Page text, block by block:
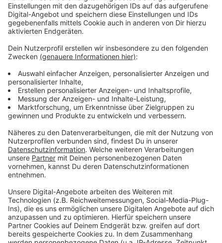
Geplant sind sechs Termine im August, jeweils
donnerstags und freitags von 17:00 bis 22:00 Uhr.
Start des Sommergartens ist am Donnerstag, den
08.08.2024.
Der letzte Termin ist für Freitag, den 23.08.2024,
vorgesehen.
Wer sich beim Sommergarten am Stadtweiher aktiv
Beteiligungsplattformneben möglichen Terminen
auch seine gewünschten Einsatzzeiten und Bereiche
angeben.
Für Rückfragen steht das Team gerne telefonisch
unter 0151 58330705 oder per Mail an
sommergarten2024@gmail.com zur Verfügung.
Anzeige